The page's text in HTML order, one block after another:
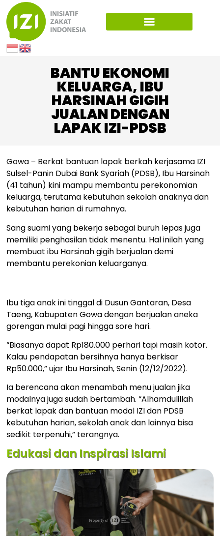
BANTU EKONOMI
KELUARGA, IBU
HARSINAH GIGIH
JUALAN DENGAN
LAPAK IZI-PDSB
Gowa – Berkat bantuan lapak berkah kerjasama IZI
Sulsel-Panin Dubai Bank Syariah (PDSB), Ibu Harsinah
(41 tahun) kini mampu membantu perekonomian
keluarga, terutama kebutuhan sekolah anaknya dan
kebutuhan harian di rumahnya.
Sang suami yang bekerja sebagai buruh lepas juga
memiliki penghasilan tidak menentu. Hal inilah yang
membuat ibu Harsinah gigih berjualan demi
membantu perekonian keluarganya.
Ibu tiga anak ini tinggal di Dusun Gantaran, Desa
Taeng, Kabupaten Gowa dengan berjualan aneka
gorengan mulai pagi hingga sore hari.
“Biasanya dapat Rp180.000 perhari tapi masih kotor.
Kalau pendapatan bersihnya hanya berkisar
Rp50.000,” ujar Ibu Harsinah, Senin (12/12/2022).
Ia berencana akan menambah menu jualan jika
modalnya juga sudah bertambah. “Alhamdulillah
berkat lapak dan bantuan modal IZI dan PDSB
kebutuhan harian, sekolah anak dan lainnya bisa
sedikit terpenuhi,” terangnya.
Edukasi dan Inspirasi Islami